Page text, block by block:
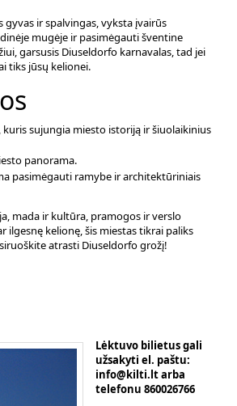
gyvas ir spalvingas, vyksta įvairūs
mugėje ir pasimėgauti šventine
garsusis Diuseldorfo karnavalas, tad jei
tiks jūsų kelionei.
sujungia miesto istoriją ir šiuolaikinius
panorama.
pasimėgauti ramybe ir architektūriniais
mada ir kultūra, pramogos ir verslo
kelionę, šis miestas tikrai paliks
atrasti Diuseldorfo grožį!
Lėktuvo bilietus gali
užsakyti el. paštu:
info@kilti.lt arba
telefonu 860026766